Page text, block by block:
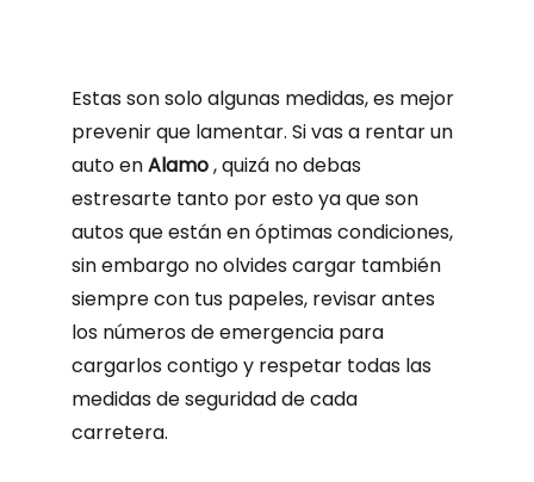
Estas son solo algunas medidas, es mejor
prevenir que lamentar. Si vas a rentar un
auto enAlamo, quizá no debas
estresarte tanto por esto ya que son
autos que están en óptimas condiciones,
sin embargo no olvides cargar también
siempre con tus papeles, revisar antes
los números de emergencia para
cargarlos contigo y respetar todas las
medidas de seguridad de cada
carretera.